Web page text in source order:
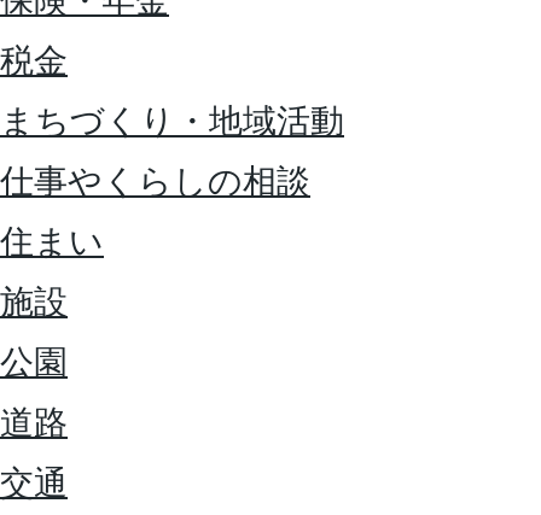
税金
まちづくり・地域活動
仕事やくらしの相談
住まい
施設
公園
道路
交通